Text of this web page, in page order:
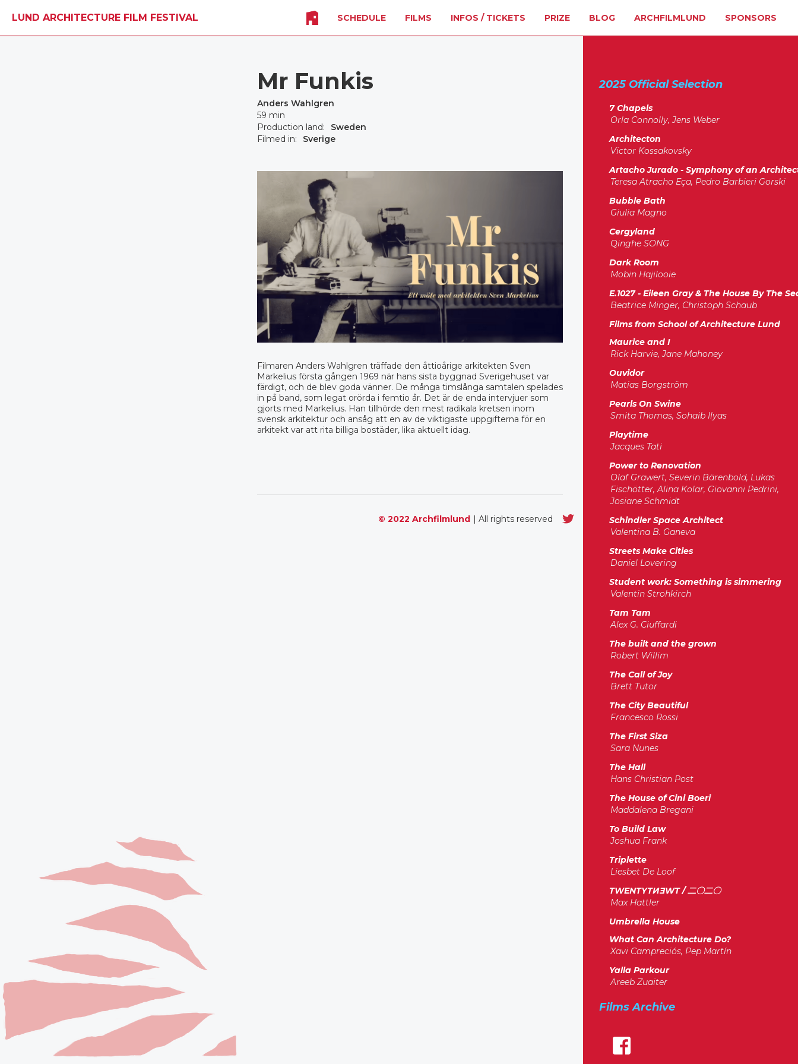
LUND ARCHITECTURE FILM FESTIVAL SCHEDULE FILMS INFOS / TICKETS PRIZE BLOG ARCHFILMLUND SPONSORS
Mr Funkis
Anders Wahlgren
59 min
Production land:
Sweden
Filmed in:
Sverige
Filmaren Anders Wahlgren träffade den åttioårige arkitekten Sven
Markelius första gången 1969 när hans sista byggnad Sverigehuset var
färdigt, och de blev goda vänner. De många timslånga samtalen spelades
in på band, som legat orörda i femtio år. Det är de enda intervjuer som
gjorts med Markelius. Han tillhörde den mest radikala kretsen inom
svensk arkitektur och ansåg att en av de viktigaste uppgifterna för en
arkitekt var att rita billiga bostäder, lika aktuellt idag.
© 2022 Archfilmlund | All rights reserved
2025 Official Selection
7 Chapels
Orla Connolly, Jens Weber
Architecton
Victor Kossakovsky
Artacho Jurado - Symphony of an
Teresa Atracho Eça, Pedro Barbieri Gorski
Bubble Bath
Giulia Magno
Cergyland
Qinghe SONG
Dark Room
Mobin Hajilooie
E.1027 - Eileen Gray & The House By The
Beatrice Minger, Christoph Schaub
Films from School of Architecture Lund
Maurice and I
Rick Harvie, Jane Mahoney
Ouvidor
Matias Borgström
Pearls On Swine
Smita Thomas, Sohaib Ilyas
Playtime
Jacques Tati
Power to Renovation
Olaf Grawert, Severin Bärenbold, Lukas
Fischötter, Alina Kolar, Giovanni Pedrini,
Josiane Schmidt
Schindler Space Architect
Valentina B. Ganeva
Streets Make Cities
Daniel Lovering
Student work: Something is simmering
Valentin Strohkirch
Tam Tam
Alex G. Ciuffardi
The built and the grown
Robert Willim
The Call of Joy
Brett Tutor
The City Beautiful
Francesco Rossi
The First Siza
Sara Nunes
The Hall
Hans Christian Post
The House of Cini Boeri
Maddalena Bregani
To Build Law
Joshua Frank
Triplette
Liesbet De Loof
TWENTYTИƎWT / 二〇二〇
Max Hattler
Umbrella House
What Can Architecture Do?
Xavi Campreciós, Pep Martín
Yalla Parkour
Areeb Zuaiter
Films Archive